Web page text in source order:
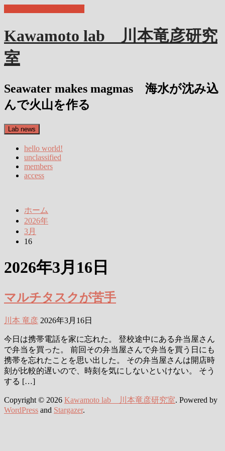
Kawamoto lab 川本竜彦研究
室
Seawater makes magmas 海水が沈み込
んで火山を作る
Lab news
hello world!
unclassified
members
access
ホーム
2026年
3月
16
2026年3月16日
マルチタスクが苦手
川本 竜彦 2026年3月16日
今日は携帯電話を家に忘れた。 登校途中にある弁当屋さん
で弁当を買った。 前回その弁当屋さんで弁当を買う日にも
携帯を忘れたことを思い出した。 その弁当屋さんは開店時
刻が比較的遅いので、時刻を気にしないといけない。 そう
する […]
Copyright © 2026 Kawamoto lab 川本竜彦研究室. Powered by
WordPress and Stargazer.